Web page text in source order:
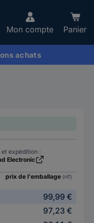
Mon compte Panier
achats
et expédition :
Electronic
prix de l'emballage (HT)
99,99 €
97,23 €